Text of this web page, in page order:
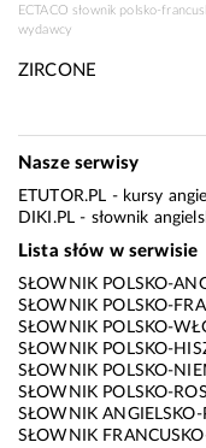
ECTACO słownik polsko-
wydawcy
ZIRCONE
Nasze serwisy
ETUTOR.PL - kursy
DIKI.PL - słownik
Lista słów w serwisie
SŁOWNIK POLSKO-
SŁOWNIK POLSKO-
SŁOWNIK POLSKO-
SŁOWNIK POLSKO-
SŁOWNIK POLSKO-
SŁOWNIK POLSKO-
SŁOWNIK ANGIELSKO-
SŁOWNIK